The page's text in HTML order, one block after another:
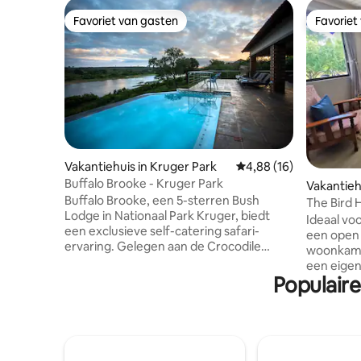
Favoriet van gasten
Favoriet van gasten
Vakantiehuis in Kruger Park Gemiddelde
4,88 (16)
Buffalo Brooke - Kruger Park
Buffalo Brooke, een 5-sterren Bush
Lodge in Nationaal Park Kruger, biedt
een exclusieve self-catering safari-
ervaring. Gelegen aan de Crocodile
zonnevogels, de levendige bezigheden
The Bird
10
Ideaal
een
een
een